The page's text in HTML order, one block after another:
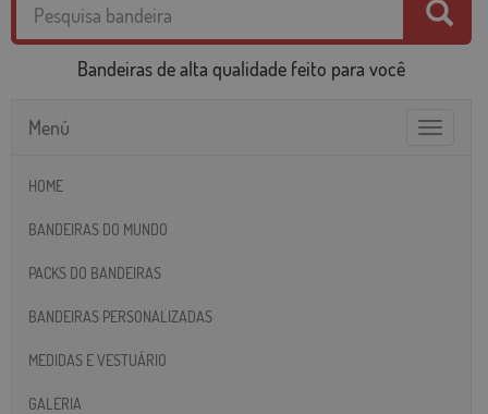
Bandeiras de alta qualidade feito para você
Toggle
Menú
HOME
BANDEIRAS DO MUNDO
PACKS DO BANDEIRAS
BANDEIRAS PERSONALIZADAS
MEDIDAS E VESTUÁRIO
GALERIA